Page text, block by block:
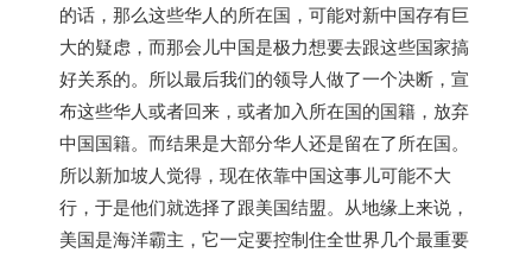
的话，那么这些华人的所在国，可能对新中国存有巨
大的疑虑，而那会儿中国是极力想要去跟这些国家搞
好关系的。所以最后我们的领导人做了一个决断，宣
布这些华人或者回来，或者加入所在国的国籍，放弃
中国国籍。而结果是大部分华人还是留在了所在国。
所以新加坡人觉得，现在依靠中国这事儿可能不大
行，于是他们就选择了跟美国结盟。从地缘上来说，
美国是海洋霸主，它一定要控制住全世界几个最重要